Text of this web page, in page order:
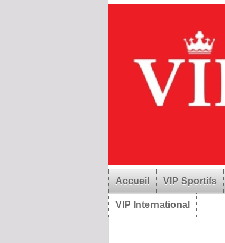
Accueil VIP Sportifs
VIP International